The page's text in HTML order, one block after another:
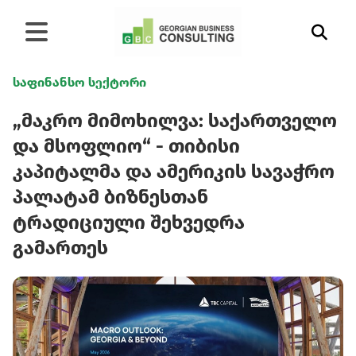
საფინანსო სექტორი
„მაკრო მიმოხილვა: საქართველო
და მსოფლიო“ - თიბისი
კაპიტალმა და ამერიკის სავაჭრო
პალატამ ბიზნესთან
ტრადიციული შეხვედრა
გამართეს